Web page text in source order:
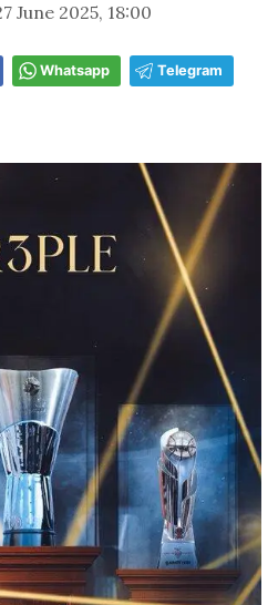
June 2025, 18:00
Whatsapp Telegram